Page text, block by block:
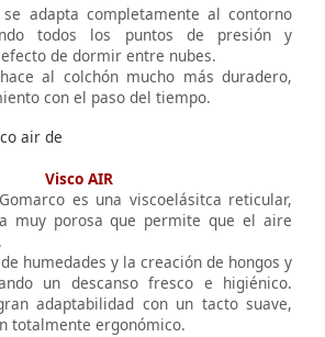
se adapta completamente al contorno
todos los puntos de presión y
de dormir entre nubes.
al colchón mucho más duradero,
con el paso del tiempo.
Visco AIR
es una viscoelásitca reticular,
muy porosa que permite que el aire
humedades y la creación de hongos y
un descanso fresco e higiénico.
adaptabilidad con un tacto suave,
totalmente ergonómico.